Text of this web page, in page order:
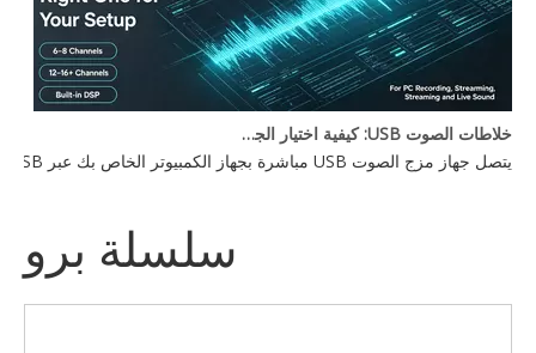
خلاطات الصوت USB: كيفية اختيار الجهاز المناسب لإعدادك
يتصل جهاز مزج الصوت USB مباشرة بجهاز الكمبيوتر الخاص بك عبر USB، مما يتيح لك التحكم في مدخلات الصوت المتعددة — الميكروفونات والأدوات وأجهزة التشغيل — من وحدة تحكم واحدة. يعتمد الخيار الأفضل على احتياجات عدد القنوات لديك، وميزات DSP، وما إذا كنت بحاجة إلى طاقة فانتوم للميكروفونات المكثفة.
سلسلة برو